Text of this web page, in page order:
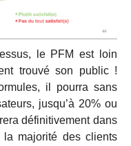
le PFM est loin
trouvé son public !
il pourra sans
jusqu’à 20% ou
définitivement dans
majorité des clients